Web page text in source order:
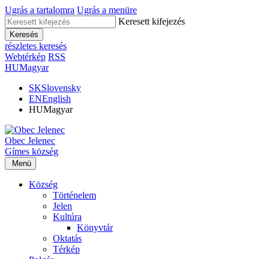
Ugrás a tartalomra Ugrás a menüre
Keresett kifejezés
Keresés
részletes keresés
Webtérkép RSS
HUMagyar
SKSlovensky
ENEnglish
HUMagyar
Obec Jelenec
Gímes község
Menü
Község
Történelem
Jelen
Kultúra
Könyvtár
Oktatás
Térkép